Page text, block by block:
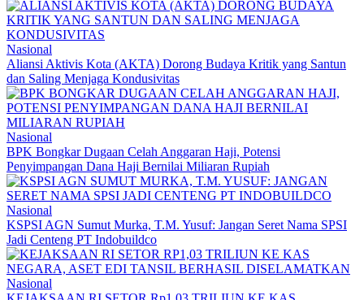
Nasional
Aliansi Aktivis Kota (AKTA) Dorong Budaya Kritik yang Santun
dan Saling Menjaga Kondusivitas
Nasional
BPK Bongkar Dugaan Celah Anggaran Haji, Potensi
Penyimpangan Dana Haji Bernilai Miliaran Rupiah
Nasional
KSPSI AGN Sumut Murka, T.M. Yusuf: Jangan Seret Nama SPSI
Jadi Centeng PT Indobuildco
Nasional